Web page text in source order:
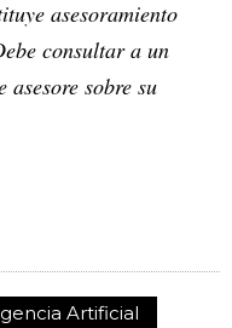
asesoramiento
consultar a un
sobre su
Artificial